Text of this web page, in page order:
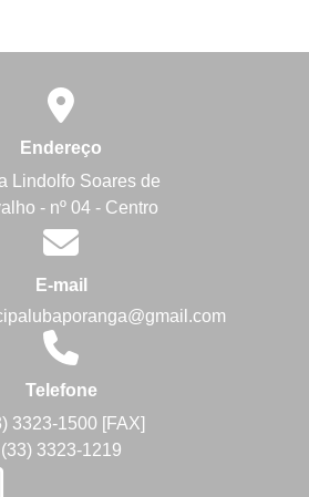
Endereço
Lindolfo Soares de
- nº 04 - Centro
E-mail
Telefone
3323-1500 [FAX]
(33) 3323-1219